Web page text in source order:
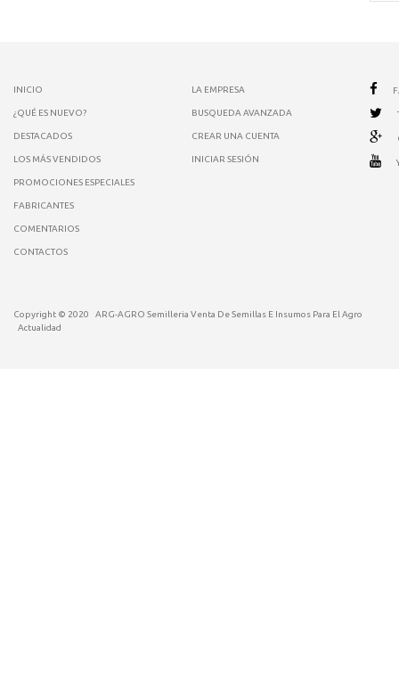
INICIO
¿QUÉ ES NUEVO?
DESTACADOS
LOS MÁS VENDIDOS
PROMOCIONES ESPECIALES
FABRICANTES
COMENTARIOS
CONTACTOS
LA EMPRESA
BUSQUEDA AVANZADA
CREAR UNA CUENTA
INICIAR SESIÓN
Copyright © 2020
ARG-AGRO Semilleria Venta De Semillas E Insumos Para El Agro
Actualidad